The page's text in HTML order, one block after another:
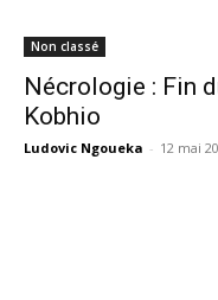
Non classé
Nécrologie : Fin
Kobhio
Ludovic Ngoueka - 12 mai